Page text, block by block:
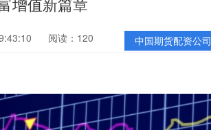
中国期货配资公司
阅读：120